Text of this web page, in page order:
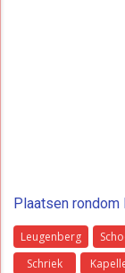
Plaatsen rondom
Leugenberg
Schriek